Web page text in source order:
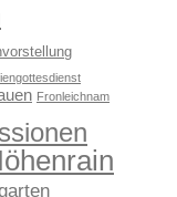
Fronleichnam